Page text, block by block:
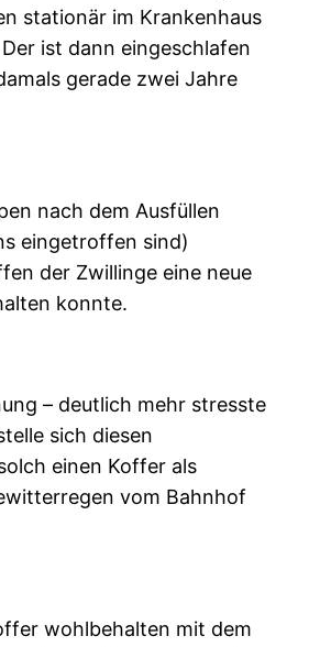
stationär im Krankenhaus
ist dann eingeschlafen
gerade zwei Jahre
nach dem Ausfüllen
eingetroffen sind)
der Zwillinge eine neue
konnte.
– deutlich mehr stresste
sich diesen
einen Koffer als
vom Bahnhof
wohlbehalten mit dem